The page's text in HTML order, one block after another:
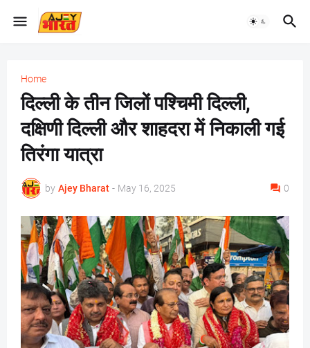
Home
दिल्ली के तीन जिलों पश्चिमी दिल्ली,
दक्षिणी दिल्ली और शाहदरा में निकाली गई
तिरंगा यात्रा
by Ajey Bharat - May 16, 2025 0